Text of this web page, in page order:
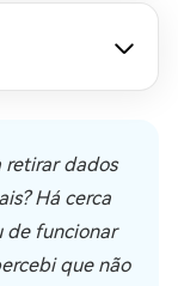
retirar dados
Há cerca
de funcionar
que não